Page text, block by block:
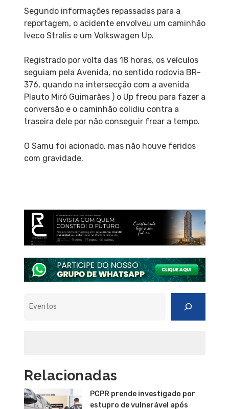
Segundo informações repassadas para a
reportagem, o acidente envolveu um caminhão
Iveco Stralis e um Volkswagen Up.
Registrado por volta das 18 horas, os veículos
seguiam pela Avenida, no sentido rodovia BR-
376, quando na intersecção com a avenida
Plauto Miró Guimarães ) o Up freou para fazer a
conversão e o caminhão colidiu contra a
traseira dele por não conseguir frear a tempo.
O Samu foi acionado, mas não houve feridos
com gravidade.
Relacionadas
PCPR prende investigado por
estupro de vulnerável após